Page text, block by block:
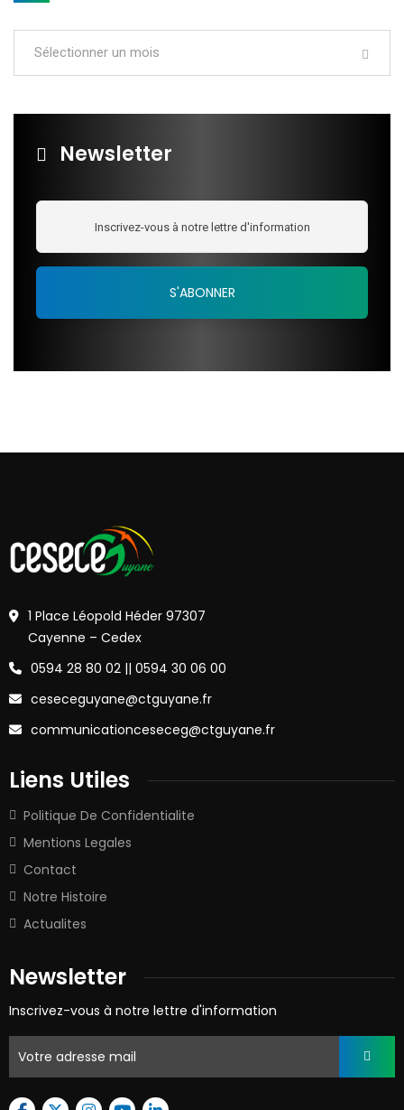
Sélectionner un mois
Newsletter
1 Place Léopold Héder 97307
Cayenne – Cedex
0594 28 80 02 || 0594 30 06 00
ceseceguyane@ctguyane.fr
communicationceseceg@ctguyane.fr
Liens Utiles
Politique De Confidentialite
Mentions Legales
Contact
Notre Histoire
Actualites
Newsletter
Inscrivez-vous à notre lettre d'information